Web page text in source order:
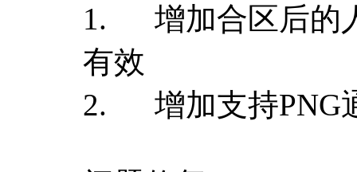
1. 增加合区后的人
有效
2. 增加支持PNG